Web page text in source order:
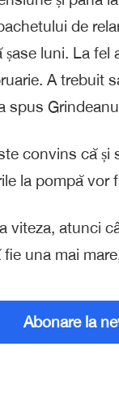
de
luni. La fel
A trebuit
spus
convins că și
la pompă vor
viteza, atunci
una mai
Abonare la